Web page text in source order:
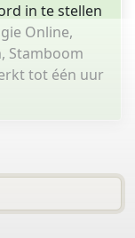
in te stellen
Online,
Stamboom
tot één uur